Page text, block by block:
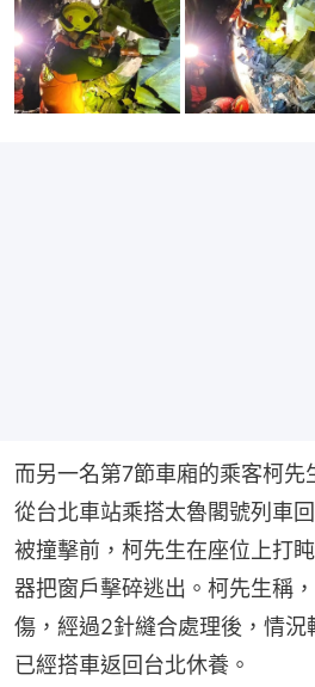
而另一名第7節車廂的乘客柯先
從台北車站乘搭太魯閣號列車
被撞擊前，柯先生在座位上打
器把窗戶擊碎逃出。柯先生稱
傷，經過2針縫合處理後，情況
已經搭車返回台北休養。